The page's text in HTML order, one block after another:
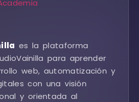
es la plataforma
para aprender
web, automatización y
con una visión
y orientada al